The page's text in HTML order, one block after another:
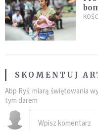
SKOMENTUJ
Abp Ryś: miarą świętowania
tym darem